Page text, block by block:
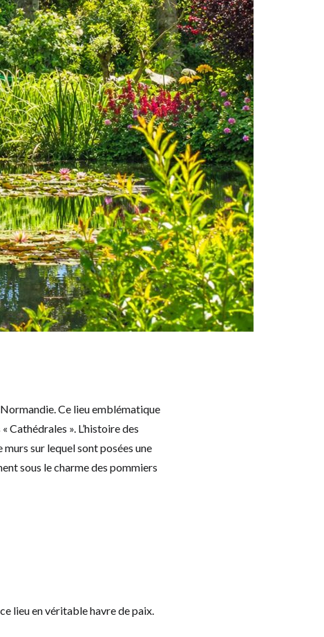
Ce lieu emblématique
Cathédrales ». L’histoire des
sur lequel sont posées une
sous le charme des pommiers
lieu en véritable havre de paix.